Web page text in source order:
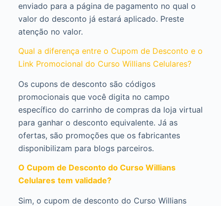
enviado para a página de pagamento no qual o
valor do desconto já estará aplicado. Preste
atenção no valor.
Qual a diferença entre o Cupom de Desconto e o
Link Promocional do Curso Willians Celulares?
Os cupons de desconto são códigos
promocionais que você digita no campo
específico do carrinho de compras da loja virtual
para ganhar o desconto equivalente. Já as
ofertas, são promoções que os fabricantes
disponibilizam para blogs parceiros.
O Cupom de Desconto do Curso Willians
Celulares tem validade?
Sim, o cupom de desconto do Curso Willians